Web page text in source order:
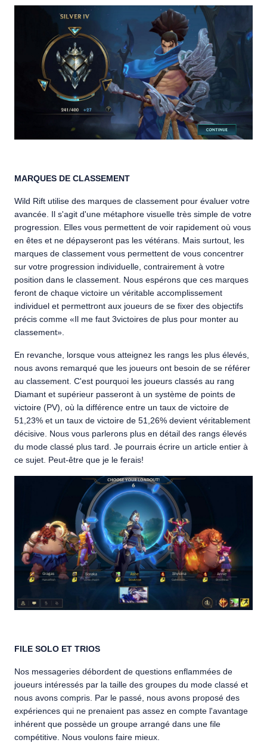
MARQUES DE CLASSEMENT
Wild Rift utilise des marques de classement pour évaluer votre
avancée. Il s'agit d'une métaphore visuelle très simple de votre
progression. Elles vous permettent de voir rapidement où vous
en êtes et ne dépayseront pas les vétérans. Mais surtout, les
marques de classement vous permettent de vous concentrer
sur votre progression individuelle, contrairement à votre
position dans le classement. Nous espérons que ces marques
feront de chaque victoire un véritable accomplissement
individuel et permettront aux joueurs de se fixer des objectifs
précis comme «Il me faut 3victoires de plus pour monter au
classement».
En revanche, lorsque vous atteignez les rangs les plus élevés,
nous avons remarqué que les joueurs ont besoin de se référer
au classement. C'est pourquoi les joueurs classés au rang
Diamant et supérieur passeront à un système de points de
victoire (PV), où la différence entre un taux de victoire de
51,23% et un taux de victoire de 51,26% devient véritablement
décisive. Nous vous parlerons plus en détail des rangs élevés
du mode classé plus tard. Je pourrais écrire un article entier à
ce sujet. Peut-être que je le ferais!
FILE SOLO ET TRIOS
Nos messageries débordent de questions enflammées de
joueurs intéressés par la taille des groupes du mode classé et
nous avons compris. Par le passé, nous avons proposé des
expériences qui ne prenaient pas assez en compte l'avantage
inhérent que possède un groupe arrangé dans une file
compétitive. Nous voulons faire mieux.